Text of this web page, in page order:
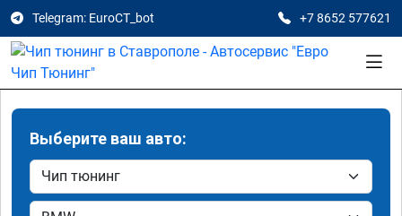
Telegram: EuroCT_bot +7 8652 577621
Выберите ваш авто: